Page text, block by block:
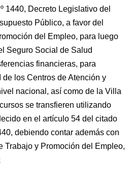
1440, Decreto Legislativo del
Público, a favor del
del Empleo, para luego
Seguro Social de Salud
financieras, para
los Centros de Atención y
nacional, así como de la Villa
se transfieren utilizando
en el artículo 54 del citado
debiendo contar además con
Trabajo y Promoción del Empleo,